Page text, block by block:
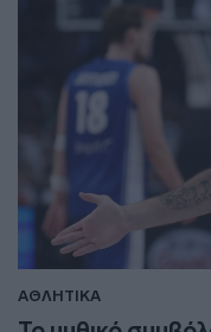
ΑΘΛΗΤΙΚΑ